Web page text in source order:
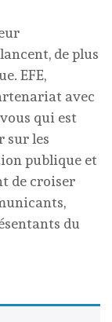
de plus
EFE,
avec
qui est
sur les
publique et
de croiser
du